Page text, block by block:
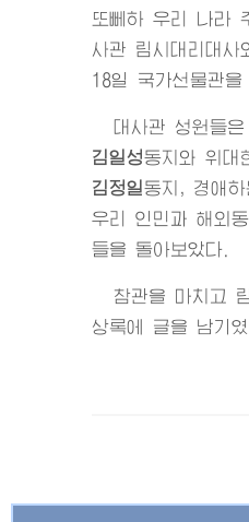
또뻬하 우리 나라
사관 림시대리대사
18일 국가선물관을
대사관 성원들은
김일성동지 와 위대
김정일동지 , 경애하
우리 인민과 해외
들을 돌아보았다.
참관을 마치고
상록에 글을 남기